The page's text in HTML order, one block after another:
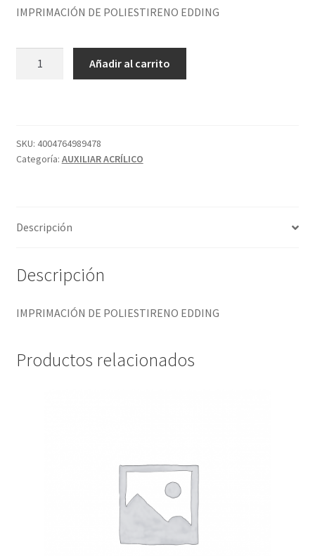
IMPRIMACIÓN DE POLIESTIRENO EDDING
Añadir al carrito
SKU: 4004764989478
Categoría: AUXILIAR ACRÍLICO
Descripción
Descripción
IMPRIMACIÓN DE POLIESTIRENO EDDING
Productos relacionados